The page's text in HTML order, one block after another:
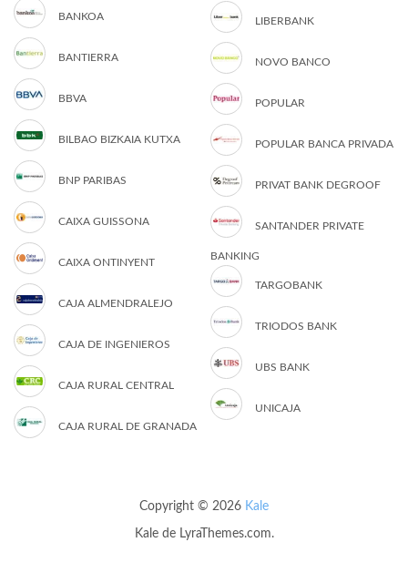
BANKOA
BANTIERRA
BBVA
BILBAO BIZKAIA KUTXA
BNP PARIBAS
CAIXA GUISSONA
CAIXA ONTINYENT
CAJA ALMENDRALEJO
CAJA DE INGENIEROS
CAJA RURAL CENTRAL
CAJA RURAL DE GRANADA
LIBERBANK
NOVO BANCO
POPULAR
POPULAR BANCA PRIVADA
PRIVAT BANK DEGROOF
SANTANDER PRIVATE
BANKING
TARGOBANK
TRIODOS BANK
UBS BANK
UNICAJA
Copyright © 2026 Kale
Kalede LyraThemes.com.